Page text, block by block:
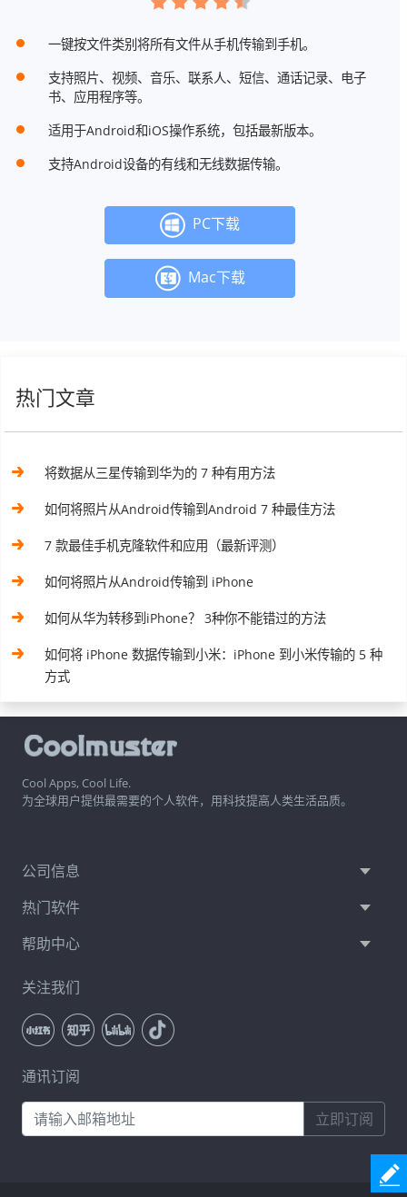
一键按文件类别将所有文件从手机传输到手机。
支持照片、视频、音乐、联系人、短信、通话记录、电子
书、应用程序等。
适用于Android和iOS操作系统，包括最新版本。
支持Android设备的有线和无线数据传输。
PC下载
Mac下载
热门文章
将数据从三星传输到华为的 7 种有用方法
如何将照片从Android传输到Android 7 种最佳方法
7 款最佳手机克隆软件和应用（最新评测）
如何将照片从Android传输到 iPhone
如何从华为转移到iPhone？ 3种你不能错过的方法
如何将 iPhone 数据传输到小米：iPhone 到小米传输的 5 种
方式
Cool Apps, Cool Life.
为全球用户提供最需要的个人软件，用科技提高人类生活品质。
公司信息
热门软件
帮助中心
关注我们
通讯订阅
立即订阅